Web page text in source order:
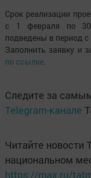
Срок реализации
с 1 февраля по 30
подведены в период
Заполнить заявку и
по ссылке.
Следите за
Telegram-канале
Читайте новости
национальном
https://max.ru/